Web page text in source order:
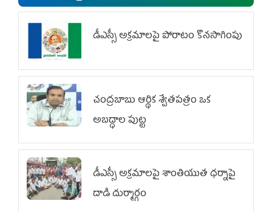
డీఎస్సీ అక్రమాలపై పోరాటం కొనసాగింపు
చంద్రబాబు ఆర్థిక శ్వేతపత్రం ఒక
అబద్ధాల పుట్ట
డీఎస్సీ అక్రమాలపై శాంతియుత ధర్నాపై
దాడి దుర్మార్గం